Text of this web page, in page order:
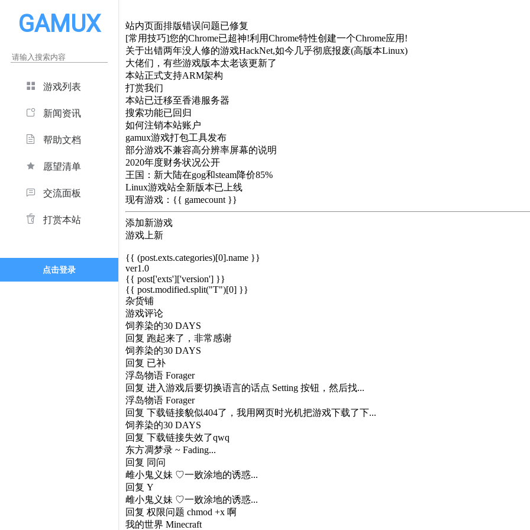
GAMUX
游戏列表
新闻资讯
帮助文档
愿望清单
交流面板
打赏本站
点击登录
站内页面排版错误问题已修复
[常用技巧]您的Chrome已超神!利用Chrome特性创建一个Chrome应用!
关于出错两年没人修的游戏HackNet,如今几乎彻底报废(高版本Linux)
大佬们，有些游戏版本太老该更新了
本站正式支持ARM架构
打赏我们
本站已迁移至香港服务器
搜索功能已回归
如何注销本站账户
gamux游戏打包工具发布
部分游戏不兼容高分辨率屏幕的说明
2020年度财务状况公开
王国：新大陆在gog和steam降价85%
Linux游戏站全新版本已上线
现有游戏：{{ gamecount }}
添加新游戏
游戏上新
{{ (post.exts.categories)[0].name }}
ver1.0
{{ post['exts']['version'] }}
{{ post.modified.split("T")[0] }}
杂货铺
游戏评论
饲养染的30 DAYS
回复 跑起来了，非常感谢
饲养染的30 DAYS
回复 已补
浮岛物语 Forager
回复 进入游戏后要切换语言的话点 Setting 按钮，然后找...
浮岛物语 Forager
回复 下载链接貌似404了，我用网页时光机把游戏下载了下...
饲养染的30 DAYS
回复 下载链接失效了qwq
东方凋梦录 ~ Fading...
回复 同问
雌小鬼义妹 ♡一败涂地的诱惑...
回复 Y
雌小鬼义妹 ♡一败涂地的诱惑...
回复 权限问题 chmod +x 啊
我的世界 Minecraft